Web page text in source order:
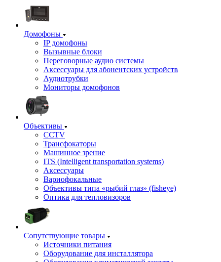
Домофоны
IP домофоны
Вызывные блоки
Переговорные аудио системы
Аксессуары для абонентских устройств
Аудиотрубки
Мониторы домофонов
Объективы
CCTV
Трансфокаторы
Машинное зрение
ITS (Intelligent transportation systems)
Аксессуары
Вариофокальные
Объективы типа «рыбий глаз» (fisheye)
Оптика для тепловизоров
Сопутствующие товары
Источники питания
Оборудование для инсталлятора